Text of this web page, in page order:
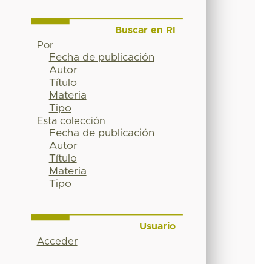
Buscar en RI
Por
Fecha de publicación
Autor
Título
Materia
Tipo
Esta colección
Fecha de publicación
Autor
Título
Materia
Tipo
Usuario
Acceder